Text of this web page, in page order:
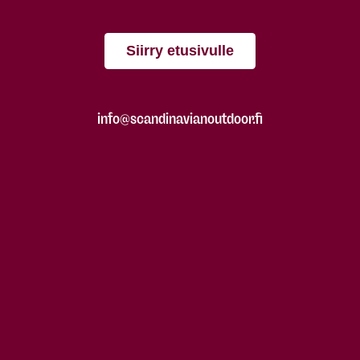
Siirry etusivulle
info@scandinavianoutdoor.fi